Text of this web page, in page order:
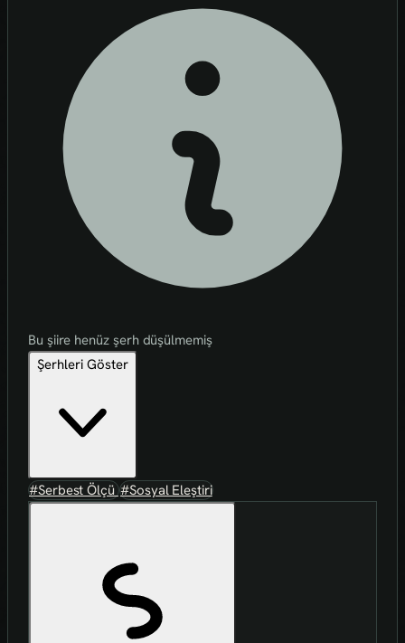
Bu şiire henüz şerh düşülmemiş
Şerhleri Göster
#Serbest Ölçü#Sosyal Eleştiri